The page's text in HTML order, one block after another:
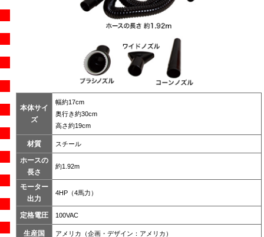
本体サイ
ズ
幅約17cm
奥行き約30cm
高さ約19cm
材質 スチール
ホースの
長さ
約1.92m
モーター
出力
4HP（4馬力）
定格電圧 100VAC
生産国 アメリカ（企画・デザイン：アメリカ）